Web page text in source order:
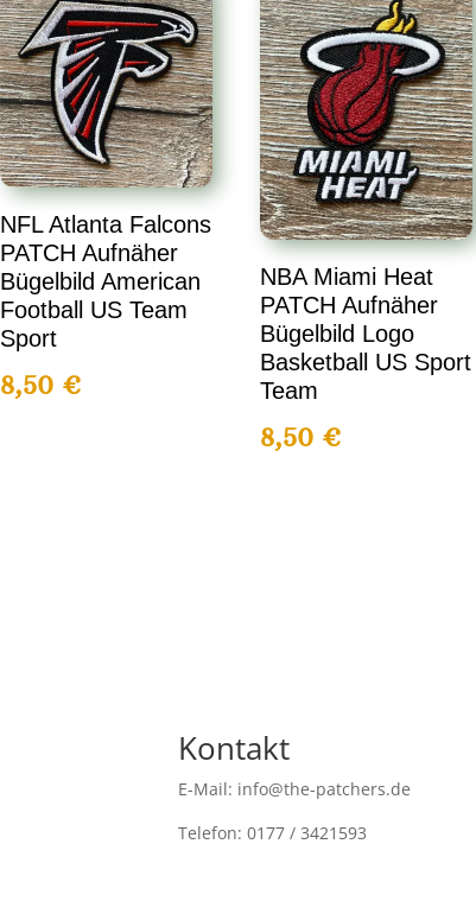
NFL Atlanta Falcons
PATCH Aufnäher
Bügelbild American
Football US Team
Sport
8,50 €
NBA Miami Heat
PATCH Aufnäher
Bügelbild Logo
Basketball US Sport
Team
8,50€
Kontakt
E-Mail: info@the-patchers.de
Telefon: 0177 / 3421593